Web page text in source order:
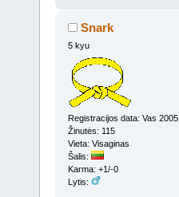
Snark
5 kyu
Registracijos data: Vas 2005
Žinutės: 115
Vieta: Visaginas
Šalis:
Karma: +1/-0
Lytis: